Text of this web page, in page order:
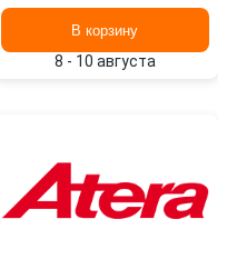
В корзину
8 - 10 августа